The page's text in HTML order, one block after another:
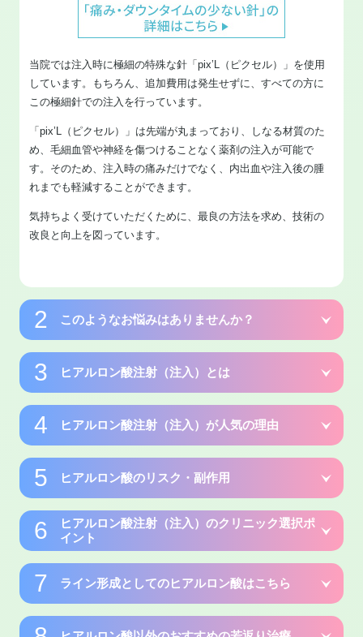
当院では注入時に極細の特殊な針「pix’L（ピクセル）」を使用
しています。もちろん、追加費用は発生せずに、すべての方に
この極細針での注入を行っています。
「pix’L（ピクセル）」は先端が丸まっており、しなる材質のた
め、毛細血管や神経を傷つけることなく薬剤の注入が可能で
す。そのため、注入時の痛みだけでなく、内出血や注入後の腫
れまでも軽減することができます。
気持ちよく受けていただくために、最良の方法を求め、技術の
改良と向上を図っています。
このようなお悩みはありませんか？
シワやたるみを改善したい
ヒアルロン酸注射（注入）とは
ほうれい線や頬のくぼみなど、加齢による症状が気になる部位
にヒアルロン酸を注入（注射）することで、体内に元から存在
せ、即効的にシワを解消します。
ヒアルロン酸注射（注入）が人気の理由
施術後すぐに効果が現れ、顔のしわやたるみ、唇や頬のボ
リュームを即座に改善できます
ームを与えるため、仕上がりが非常に自然です。
ヒアルロン酸のリスク・副作用
ヒアルロン酸注射は十分に安全性の高い治療として世界中で行
われていますが、医療行為ですので副作用等が全くないわけで
軽度な副作用
ヒアルロン酸注射（注入）のクリニック選択ポ
イント
ヒアルロン酸注入はお手軽に受けられる施術だけに、どのクリ
ニックで受けても同じだという考えから、軽い気持ちでに選ん
ライン形成としてのヒアルロン酸はこちら